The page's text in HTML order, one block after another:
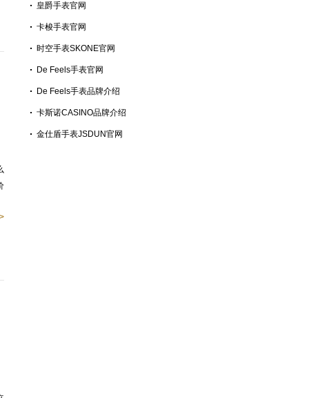
皇爵手表官网
卡梭手表官网
时空手表SKONE官网
De Feels手表官网
De Feels手表品牌介绍
卡斯诺CASINO品牌介绍
金仕盾手表JSDUN官网